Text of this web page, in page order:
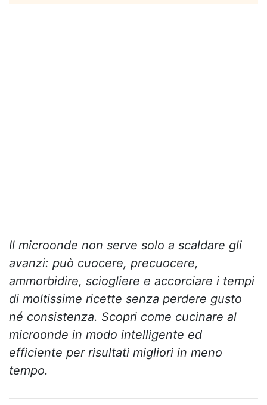
Il microonde non serve solo a scaldare gli
avanzi: può cuocere, precuocere,
ammorbidire, sciogliere e accorciare i tempi
di moltissime ricette senza perdere gusto
né consistenza. Scopri come cucinare al
microonde in modo intelligente ed
efficiente per risultati migliori in meno
tempo.